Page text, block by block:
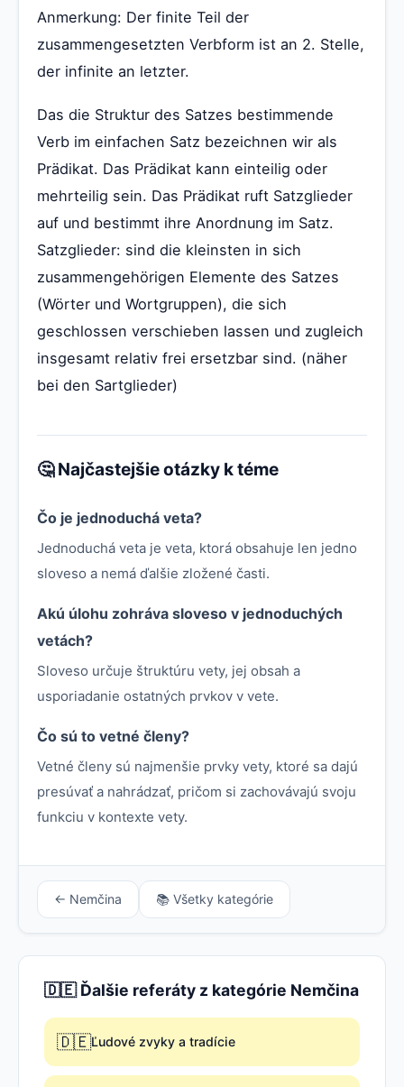
Anmerkung: Der finite Teil der
zusammengesetzten Verbform ist an 2. Stelle,
der infinite an letzter.
Das die Struktur des Satzes bestimmende
Verb im einfachen Satz bezeichnen wir als
Prädikat. Das Prädikat kann einteilig oder
mehrteilig sein. Das Prädikat ruft Satzglieder
auf und bestimmt ihre Anordnung im Satz.
Satzglieder: sind die kleinsten in sich
zusammengehörigen Elemente des Satzes
(Wörter und Wortgruppen), die sich
geschlossen verschieben lassen und zugleich
insgesamt relativ frei ersetzbar sind. (näher
bei den Sartglieder)
🤔 Najčastejšie otázky k téme
Čo je jednoduchá veta?
Jednoduchá veta je veta, ktorá obsahuje len jedno
sloveso a nemá ďalšie zložené časti.
Akú úlohu zohráva sloveso v jednoduchých
vetách?
Sloveso určuje štruktúru vety, jej obsah a
usporiadanie ostatných prvkov v vete.
Čo sú to vetné členy?
Vetné členy sú najmenšie prvky vety, ktoré sa dajú
presúvať a nahrádzať, pričom si zachovávajú svoju
funkciu v kontexte vety.
← Nemčina 📚 Všetky kategórie
🇩🇪 Ďalšie referáty z kategórie Nemčina
🇩🇪Ľudové zvyky a tradície